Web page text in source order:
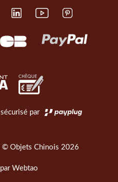
par
© Objets Chinois 2026
Webtao